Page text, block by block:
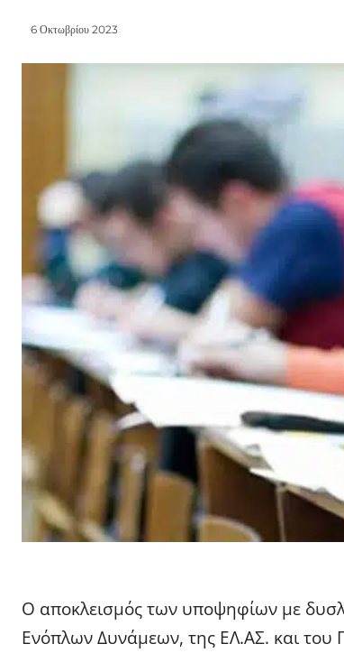
6 Οκτωβρίου 2023
Ο αποκλεισμός των υποψηφίων με
Ενόπλων Δυνάμεων, της ΕΛ.ΑΣ. και του